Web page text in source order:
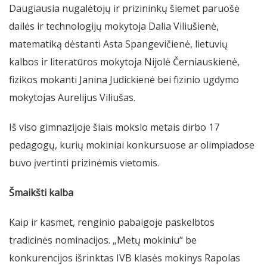
Daugiausia nugalėtojų ir prizininkų šiemet paruošė
dailės ir technologijų mokytoja Dalia Viliušienė,
matematiką dėstanti Asta Spangevičienė, lietuvių
kalbos ir literatūros mokytoja Nijolė Černiauskienė,
fizikos mokanti Janina Judickienė bei fizinio ugdymo
mokytojas Aurelijus Viliušas.
Iš viso gimnazijoje šiais mokslo metais dirbo 17
pedagogų, kurių mokiniai konkursuose ar olimpiadose
buvo įvertinti prizinėmis vietomis.
Šmaikšti kalba
Kaip ir kasmet, renginio pabaigoje paskelbtos
tradicinės nominacijos. „Metų mokiniu“ be
konkurencijos išrinktas IVB klasės mokinys Rapolas